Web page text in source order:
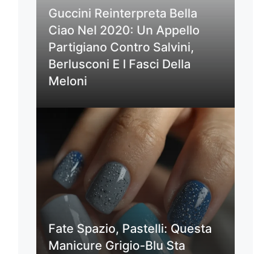
Guccini Reinterpreta Bella
Ciao Nel 2020: Un Appello
Partigiano Contro Salvini,
Berlusconi E I Fasci Della
Meloni
Fate Spazio, Pastelli: Questa
Manicure Grigio-Blu Sta